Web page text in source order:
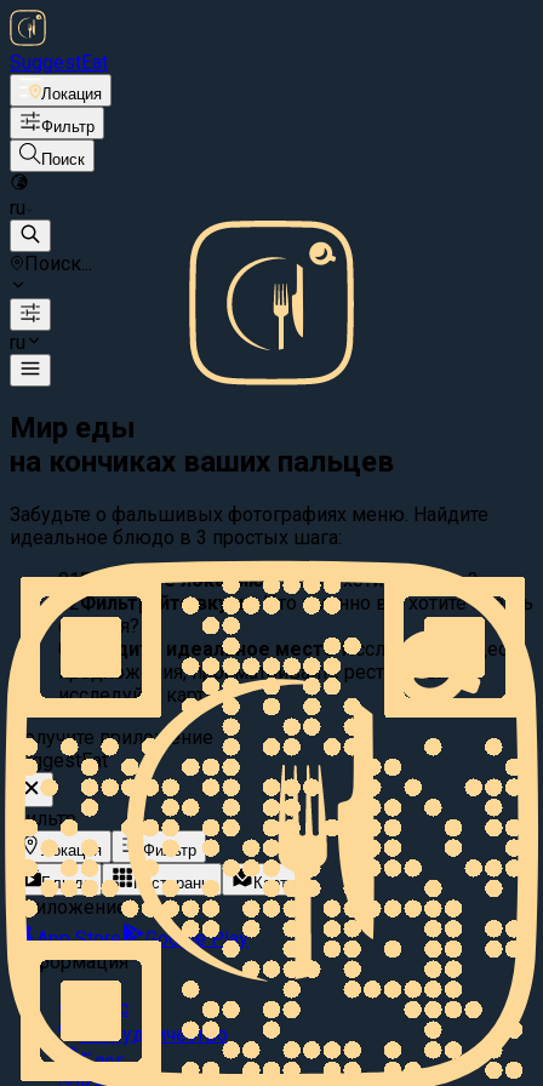
SuggestEat
Локация
Фильтр
Поиск
ru
Поиск...
ru
Мир еды
на кончиках ваших пальцев
Забудьте о фальшивых фотографиях меню. Найдите
идеальное блюдо в 3 простых шага:
01Выберите локацию:
Где вы хотите поесть?
02Фильтруйте вкусы: Что именно вы хотите съесть
сегодня?
03
Найдите идеальное место Исследуйте видео
предложения, просматривайте рестораны или
исследуйте карту.
Получите приложение
SuggestEat
Фильтр
Локация
Фильтр
Блюда
Рестораны Карта
Приложение
App Store
Google Play
Информация
О нас
Сотрудничество
Блог